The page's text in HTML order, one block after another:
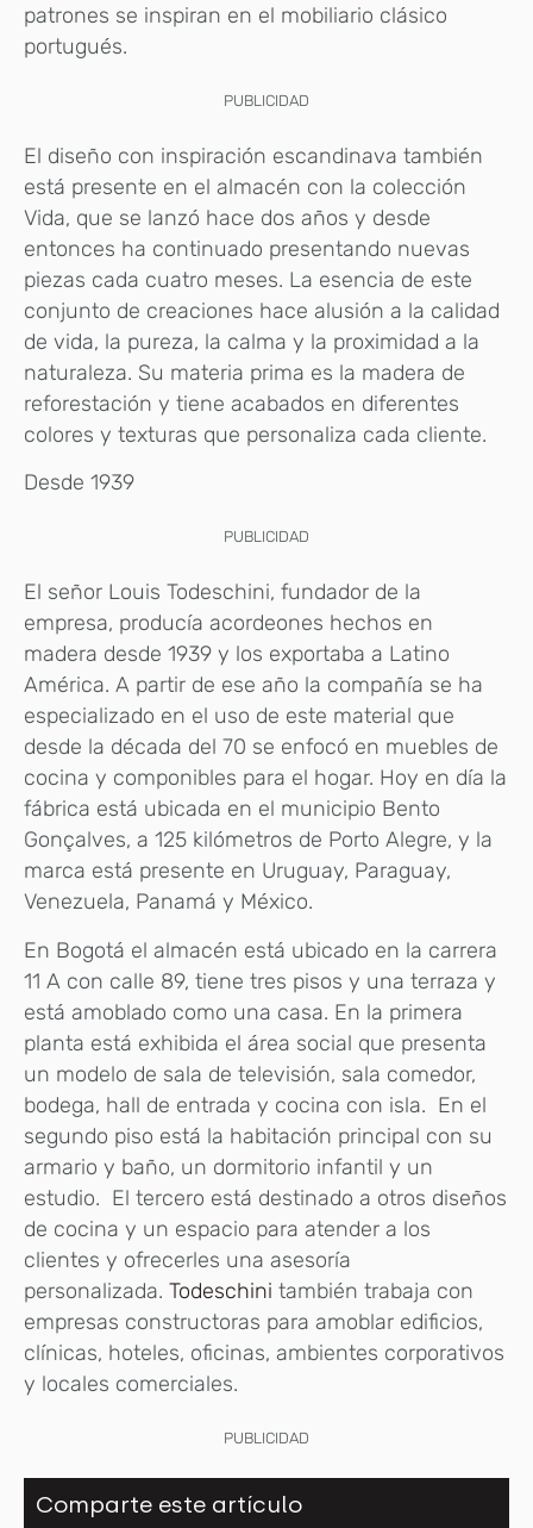
patrones se inspiran en el mobiliario clásico
portugués.
PUBLICIDAD
El diseño con inspiración escandinava también
está presente en el almacén con la colección
Vida, que se lanzó hace dos años y desde
entonces ha continuado presentando nuevas
piezas cada cuatro meses. La esencia de este
conjunto de creaciones hace alusión a la calidad
de vida, la pureza, la calma y la proximidad a la
naturaleza. Su materia prima es la madera de
reforestación y tiene acabados en diferentes
colores y texturas que personaliza cada cliente.
Desde 1939
PUBLICIDAD
El señor Louis Todeschini, fundador de la
empresa, producía acordeones hechos en
madera desde 1939 y los exportaba a Latino
América. A partir de ese año la compañía se ha
especializado en el uso de este material que
desde la década del 70 se enfocó en muebles de
cocina y componibles para el hogar. Hoy en día la
fábrica está ubicada en el municipio Bento
Gonçalves, a 125 kilómetros de Porto Alegre, y la
marca está presente en Uruguay, Paraguay,
Venezuela, Panamá y México.
En Bogotá el almacén está ubicado en la carrera
11 A con calle 89, tiene tres pisos y una terraza y
está amoblado como una casa. En la primera
planta está exhibida el área social que presenta
un modelo de sala de televisión, sala comedor,
bodega, hall de entrada y cocina con isla. En el
segundo piso está la habitación principal con su
armario y baño, un dormitorio infantil y un
estudio. El tercero está destinado a otros diseños
de cocina y un espacio para atender a los
clientes y ofrecerles una asesoría
personalizada. Todeschini también trabaja con
empresas constructoras para amoblar edificios,
clínicas, hoteles, oficinas, ambientes corporativos
y locales comerciales.
PUBLICIDAD
Comparte este artículo